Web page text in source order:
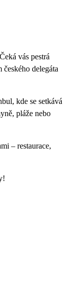
vás pestrá
delegáta
kde se setkává
pláže nebo
– restaurace,